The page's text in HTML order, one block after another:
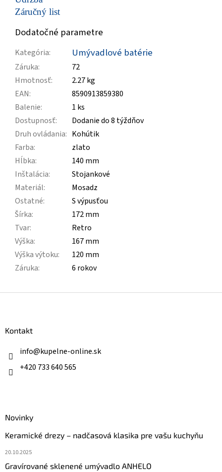
Záručný list
Dodatočné parametre
Kategória: Umývadlové batérie
Záruka:
72
Hmotnosť:
2.27 kg
EAN:
8590913859380
Balenie:
1 ks
Dostupnosť:
Dodanie do 8 týždňov
Druh ovládania: Kohútik
Farba:
zlato
Hĺbka:
140 mm
Inštalácia:
Stojankové
Materiál:
Mosadz
Ostatné:
S výpusťou
Šírka:
172 mm
Tvar:
Retro
Výška:
167 mm
Výška výtoku:
120 mm
Záruka: 6 rokov
Kontakt
info@kupelne-online.sk
+420 733 640 565
Novinky
Keramické drezy – nadčasová klasika pre vašu kuchyňu
20.10.2025
Gravírované sklenené umývadlo ANHELO